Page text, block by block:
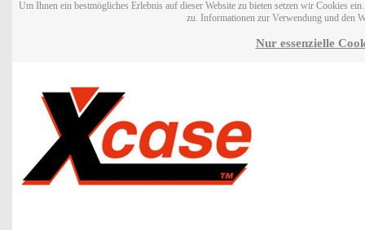
Um Ihnen ein bestmögliches Erlebnis auf dieser Website zu bieten setzen wir Cookies
zu. Informationen zur Verwendung und den
Nur essenzielle